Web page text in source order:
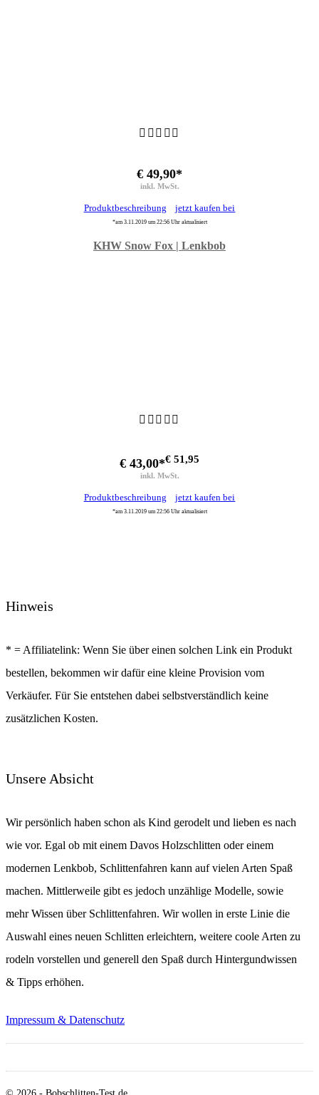
€ 49,90*
inkl. MwSt.
Produktbeschreibung jetzt kaufen bei
*am 3.11.2019 um 22:56 Uhr aktualisiert
KHW Snow Fox | Lenkbob
€ 43,00*€ 51,95
inkl. MwSt.
Produktbeschreibung jetzt kaufen bei
*am 3.11.2019 um 22:56 Uhr aktualisiert
Hinweis
* = Affiliatelink: Wenn Sie über einen solchen Link ein Produkt
bestellen, bekommen wir dafür eine kleine Provision vom
Verkäufer. Für Sie entstehen dabei selbstverständlich keine
zusätzlichen Kosten.
Unsere Absicht
Wir persönlich haben schon als Kind gerodelt und lieben es nach
wie vor. Egal ob mit einem Davos Holzschlitten oder einem
modernen Lenkbob, Schlittenfahren kann auf vielen Arten Spaß
machen. Mittlerweile gibt es jedoch unzählige Modelle, sowie
mehr Wissen über Schlittenfahren. Wir wollen in erste Linie die
Auswahl eines neuen Schlitten erleichtern, weitere coole Arten zu
rodeln vorstellen und generell den Spaß durch Hintergundwissen
& Tipps erhöhen.
Impressum & Datenschutz